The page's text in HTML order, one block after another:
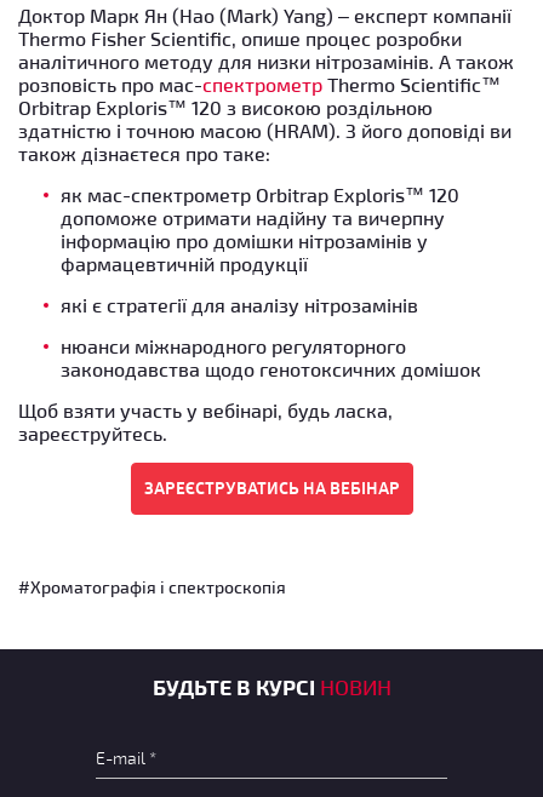
Доктор Марк Ян (Hao (Mark) Yang) – експерт компанії
Thermo Fisher Scientific, опише процес розробки
аналітичного методу для низки нітрозамінів. А також
розповість про мас-спектрометр Thermo Scientific™
Orbitrap Exploris™ 120 з високою роздільною
здатністю і точною масою (HRAM). З його доповіді ви
також дізнаєтеся про таке:
як мас-спектрометр Orbitrap Exploris™ 120
допоможе отримати надійну та вичерпну
інформацію про домішки нітрозамінів у
фармацевтичній продукції
які є стратегії для аналізу нітрозамінів
нюанси міжнародного регуляторного
законодавства щодо генотоксичних домішок
Щоб взяти участь у вебінарі, будь ласка,
зареєструйтесь.
#Хроматографія і спектроскопія
БУДЬТЕ В КУРСІ НОВИН